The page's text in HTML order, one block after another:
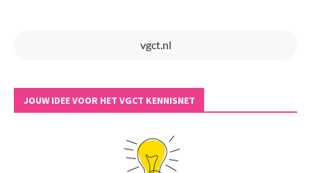
vgct.nl
JOUW IDEE VOOR HET VGCT KENNISNET